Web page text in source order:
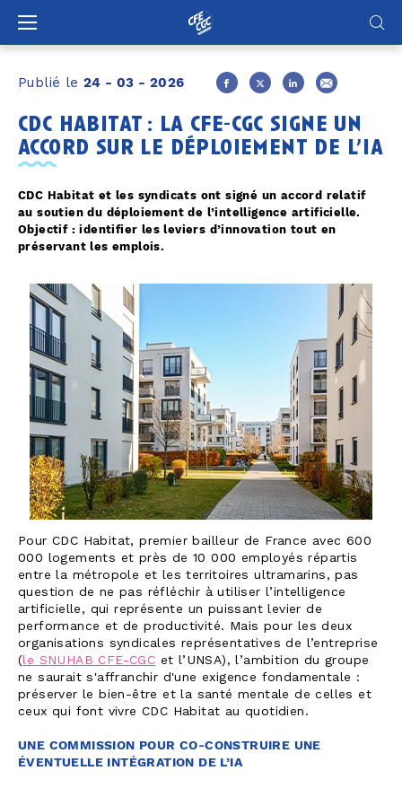
Publié le 24 - 03 - 2026
cdc habitat : la cfe-cgc signe un
accord sur le déploiement de l’ia
CDC Habitat et les syndicats ont signé un accord relatif
au soutien du déploiement de l’intelligence artificielle.
Objectif : identifier les leviers d’innovation tout en
préservant les emplois.
Pour CDC Habitat, premier bailleur de France avec 600
000 logements et près de 10 000 employés répartis
entre la métropole et les territoires ultramarins, pas
question de ne pas réfléchir à utiliser l’intelligence
artificielle, qui représente un puissant levier de
performance et de productivité. Mais pour les deux
organisations syndicales représentatives de l’entreprise
(le SNUHAB CFE-CGC et l’UNSA), l’ambition du groupe
ne saurait s'affranchir d'une exigence fondamentale :
préserver le bien-être et la santé mentale de celles et
ceux qui font vivre CDC Habitat au quotidien.
UNE COMMISSION POUR CO-CONSTRUIRE UNE
ÉVENTUELLE INTÉGRATION DE L’IA
Panneau de gestion des cookies